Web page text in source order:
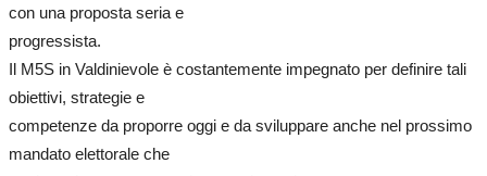
con una proposta seria e
progressista.
Il M5S in Valdinievole è costantemente impegnato per definire tali
obiettivi, strategie e
competenze da proporre oggi e da sviluppare anche nel prossimo
mandato elettorale che